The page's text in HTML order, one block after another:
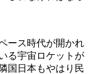
ース時代が開かれ
る宇宙ロケットが
国日本もやはり民